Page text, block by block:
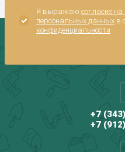
Я выражаю согласие на
персональных данных в
конфиденциальности
+7
+7